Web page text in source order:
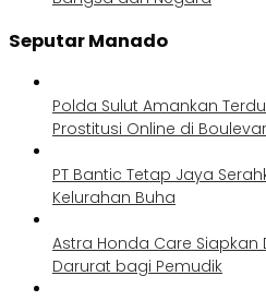
Seputar Manado
Polda Sulut Amankan
Prostitusi Online di
PT Bantic Tetap Jaya
Kelurahan Buha
Astra Honda Care Siapkan
Darurat bagi Pemudik